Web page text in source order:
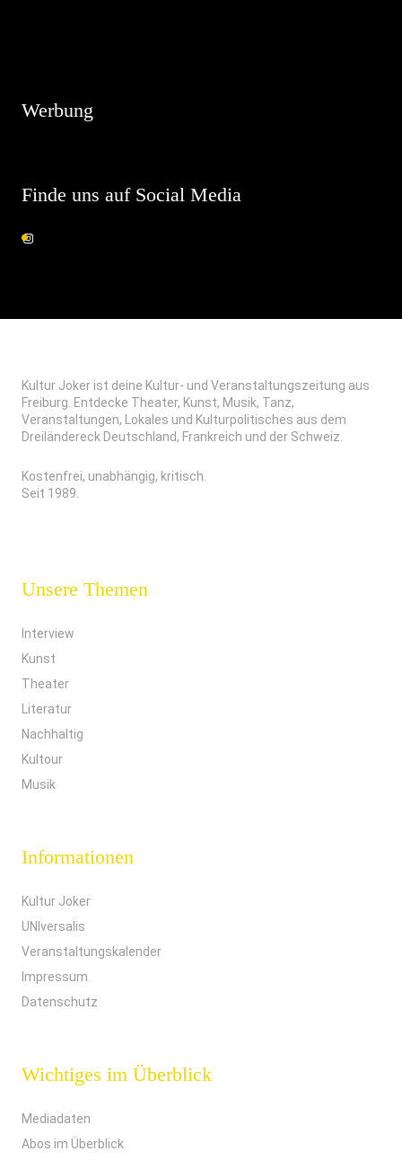
Werbung
Finde uns auf Social Media
Kultur Joker ist deine Kultur- und Veranstaltungszeitung aus
Freiburg. Entdecke Theater, Kunst, Musik, Tanz,
Veranstaltungen, Lokales und Kulturpolitisches aus dem
Dreiländereck Deutschland, Frankreich und der Schweiz.
Kostenfrei, unabhängig, kritisch.
Seit 1989.
Unsere Themen
Interview
Kunst
Theater
Literatur
Nachhaltig
Kultour
Musik
Informationen
Kultur Joker
UNIversalis
Veranstaltungskalender
Impressum
Datenschutz
Wichtiges im Überblick
Mediadaten
Abos im Überblick